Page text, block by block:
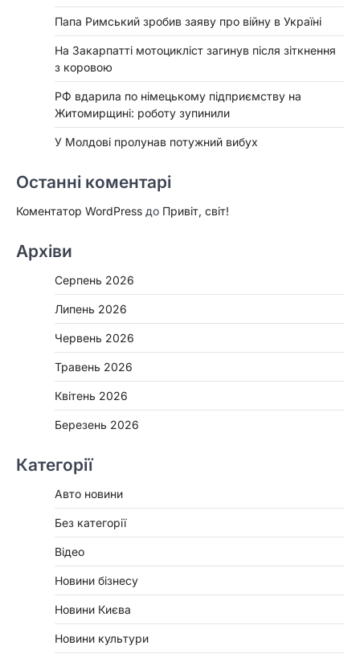
Папа Римський зробив заяву про війну в Україні
На Закарпатті мотоцикліст загинув після зіткнення
з коровою
РФ вдарила по німецькому підприємству на
Житомирщині: роботу зупинили
У Молдові пролунав потужний вибух
Останні коментарі
Коментатор WordPress до Привіт, світ!
Архіви
Серпень 2026
Липень 2026
Червень 2026
Травень 2026
Квітень 2026
Березень 2026
Категорії
Авто новини
Без категорії
Відео
Новини бізнесу
Новини Києва
Новини культури